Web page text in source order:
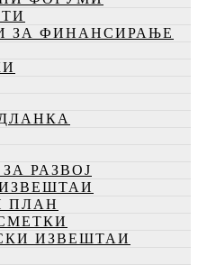
ЗА ФИНАНСИРАЊЕ
РАЗВОЈ
ПЛАН
ИЗВЕШТАИ